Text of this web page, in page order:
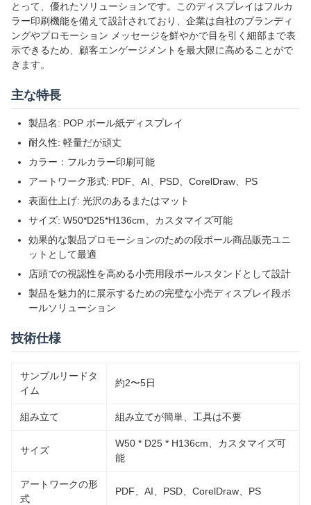
とって、優れたソリューションです。このディスプレイはフルカ
ラー印刷機能を備えて設計されており、企業は自社のブランディ
ングやプロモーション メッセージを鮮やかで目を引く細部まで表
示できるため、顧客エンゲージメントを最大限に高めることがで
きます。
主な特長
製品名: POP ボール紙ディスプレイ
耐久性: 軽量だが頑丈
カラー：フルカラー印刷可能
アートワーク形式: PDF、AI、PSD、CorelDraw、PS
表面仕上げ: 光沢のあるまたはマット
サイズ: W50*D25*H136cm、カスタマイズ可能
効果的な製品プロモーションのための段ボール商品販売ユニ
ットとして最適
店頭での視認性を高める小売用段ボールスタンドとして設計
製品を魅力的に展示するための完璧な小売ディスプレイ段ボ
ールソリューション
技術仕様
サンプルリードタ
イム
約2〜5日
組み立て 組み立てが簡単、工具は不要
サイズ
W50 * D25 * H136cm、カスタマイズ可
能
アートワークの形
式
PDF、AI、PSD、CorelDraw、PS